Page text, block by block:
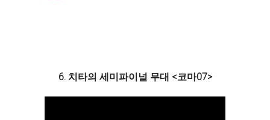
6. 치타의 세미파이널 무대 <코마07>